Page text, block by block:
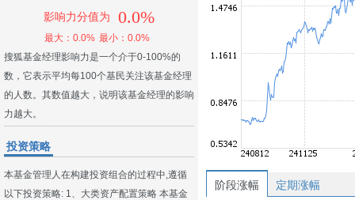
影响力分值为 0.0%
最大：0.0% 最小：0.0%
搜狐基金经理影响力是一个介于0-100%的
数，它表示平均每100个基民关注该基金经理
的人数。其数值越大，说明该基金经理的影响
力越大。
投资策略
本基金管理人在构建投资组合的过程中,遵循
以下投资策略: 1、大类资产配置策略 本基金
阶段涨幅 定期涨幅